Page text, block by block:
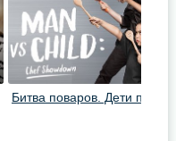
Битва поваров. Дети против